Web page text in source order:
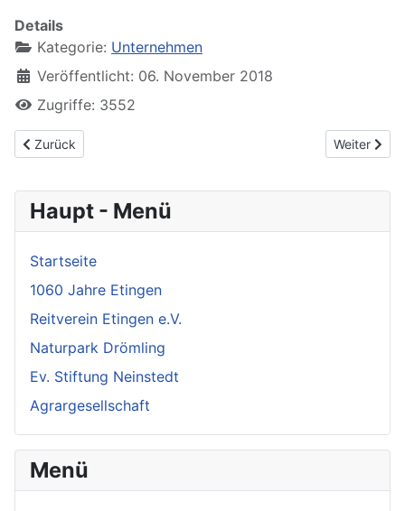
Haupt - Menü
Startseite
1060 Jahre Etingen
Reitverein Etingen e.V.
Naturpark Drömling
Ev. Stiftung Neinstedt
Agrargesellschaft
Menü
Details
Kategorie: Unternehmen
Veröffentlicht: 06. November 2018
Zugriffe: 3552
Vorheriger Beitrag: Etingen auf gutem Weg
Zurück Nächster
Weiter